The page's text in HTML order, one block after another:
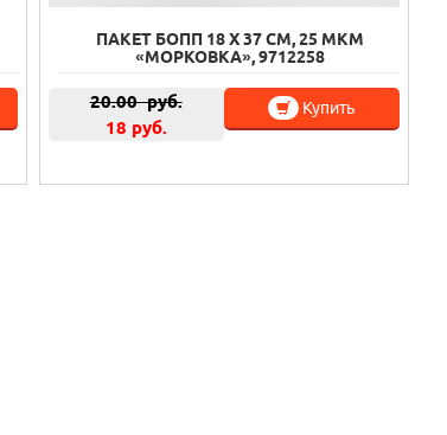
ПАКЕТ БОПП 18 Х 37 СМ, 25 МКМ
«МОРКОВКА», 9712258
20.00руб.
18 руб.
Купить